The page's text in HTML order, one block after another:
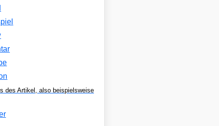
des Artikel, also beispielsweise